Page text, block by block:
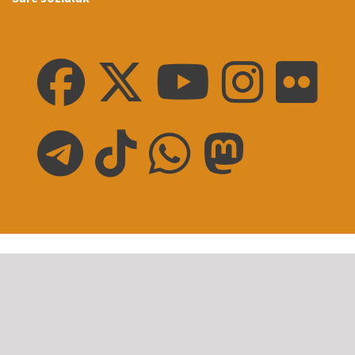
30
JAN
Korrika Munduan: prentsa-
oharra (2026/02/16)
Prentsa-oharra Nota de prensa
Communiqué de presse...
22
24.KORRIKAren unitate
didaktikoak (2026/01/23)